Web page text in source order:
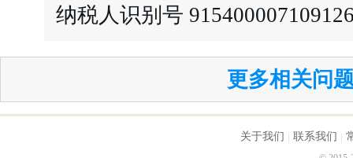
纳税人识别号
更多相关问
关于我们 联系我们